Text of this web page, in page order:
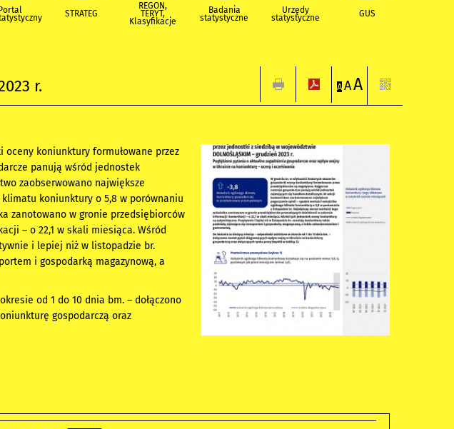
Portal STRATEG
REGON,
TERYT,
Klasyfikacje
Badania
statystyczne
Urzędy
statystyczne GUS
r. A AA
oceny koniunktury formułowane przez
panują wśród jednostek
zaobserwowano największe
koniunktury o 5,8 w porównaniu
zanotowano w gronie przedsiębiorców
– o 22,1 w skali miesiąca. Wśród
i lepiej niż w listopadzie br.
i gospodarką magazynową, a
od 1 do 10 dnia bm. – dołączono
gospodarczą oraz